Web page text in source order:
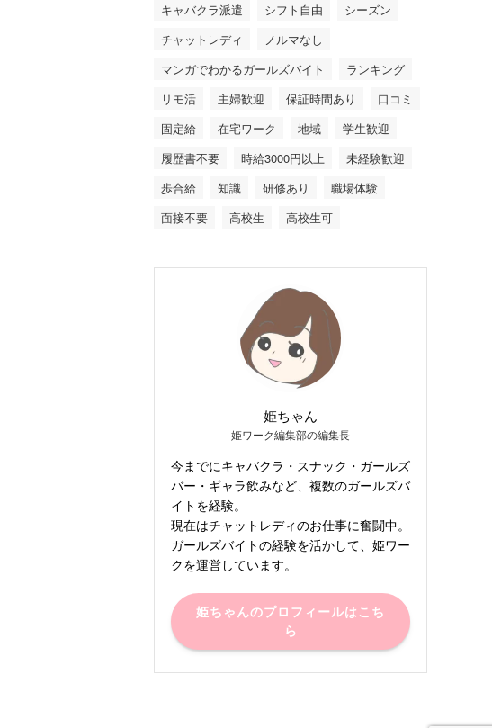
キャバクラ派遣
シフト自由
シーズン
チャットレディ
ノルマなし
マンガでわかるガールズバイト
ランキング
リモ活
主婦歓迎 保証時間あり
口コミ
固定給
在宅ワーク 地域
学生歓迎
履歴書不要
時給3000円以上
未経験歓迎
歩合給
知識 研修あり
職場体験
面接不要
高校生 高校生可
姫ちゃん
姫ワーク編集部の編集長
今までにキャバクラ・スナック・ガールズ
バー・ギャラ飲みなど、複数のガールズバ
イトを経験。
現在はチャットレディのお仕事に奮闘中。
ガールズバイトの経験を活かして、姫ワー
クを運営しています。
姫ちゃんのプロフィールはこち
ら